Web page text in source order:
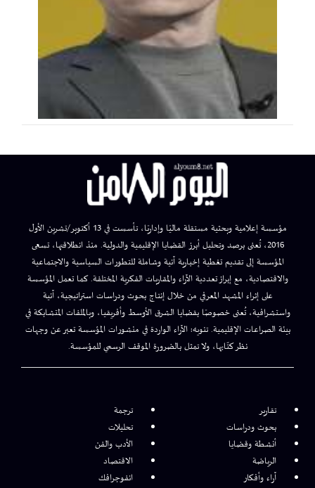
مؤسسة إعلامية وبحثية مستقلة ماليًا وإداريًا، تأسست في 13 أكتوبر/تشرين الأول
2016، تُعنى برصد وتحليل أبرز القضايا الإقليمية والدولية. منذ انطلاقتها، تسعى
المؤسسة إلى تقديم تغطية إخبارية آنية وشاملة للتطورات السياسية والاجتماعية
والاقتصادية، مع إبراز تعددية الآراء والمقاربات الفكرية المختلفة. كما تعمل المؤسسة
على إثراء المشهد المعرفي من خلال إنتاج بحوث ودراسات استراتيجية، آنية
واستشرافية، تُعنى خصوصًا بقضايا الشرق الأوسط وأفريقيا، وبالملفات المتشابكة في
بيئة الصراعات الإقليمية. تنويه: الآراء الواردة في منشورات المؤسسة تعبر عن وجهات
نظر كتّابها، ولا تمثل بالضرورة الموقف الرسمي للمؤسسة.
تقارير
ترجمة
بحوث ودراسات
تحليلات
أنشطة وقضايا
الأدب والفن
الرياضة
الاقتصاد
آراء وأفكار
انفوجرافك